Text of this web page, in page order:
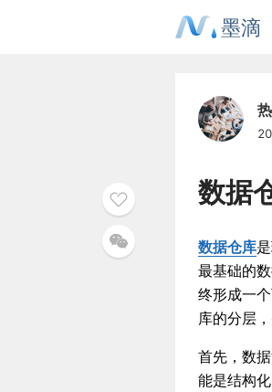
墨滴
数据
数据仓库
最基础的
终形成一
库的分层
首先，数
能是结构